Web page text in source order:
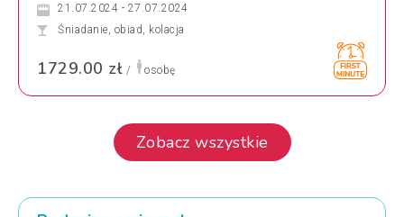
21.07.2024 - 27.07.2024
Śniadanie, obiad, kolacja
1729.00 zł / osobę
Zobacz wszystkie